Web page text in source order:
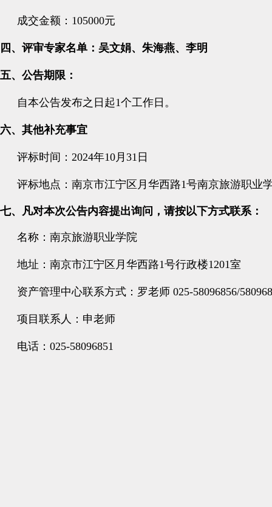
成交金额：105000元
四、评审专家名单：吴文娟、朱海燕、李明
五、公告期限：
自本公告发布之日起1个工作日。
六、其他补充事宜
评标时间： 2024年10月31日
评标地点：南京市江宁区月华西路1号南京旅游职业
七、凡对本次公告内容提出询问，请按以下方式联系：
名称：南京旅游职业学院
地址：南京市江宁区月华西路1号行政楼1201室
资产管理中心联系方式：罗老师 025-58096856/
项目联系人：申老师
电话： 025-58096851